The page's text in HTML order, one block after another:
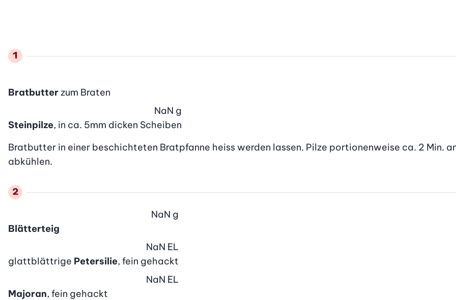
Bratbutterzum Braten
Steinpilze, in ca. 5mm dicken Scheiben
NaN g
Bratbutter in einer beschichteten Bratpfanne heiss werden lassen. Pilze portionenweise ca. 2 Min.
abkühlen.
Blätterteig
NaN g
glattblättrige Petersilie, fein gehackt
NaN EL
Majoran, fein gehackt
NaN EL